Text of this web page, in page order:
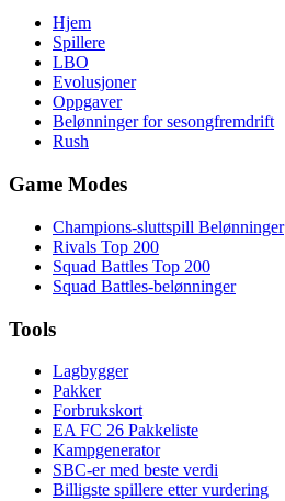
Hjem
Spillere
LBO
Evolusjoner
Oppgaver
Belønninger for sesongfremdrift
Rush
Game Modes
Champions-sluttspill Belønninger
Rivals Top 200
Squad Battles Top 200
Squad Battles-belønninger
Tools
Lagbygger
Pakker
Forbrukskort
EA FC 26 Pakkeliste
Kampgenerator
SBC-er med beste verdi
Billigste spillere etter vurdering